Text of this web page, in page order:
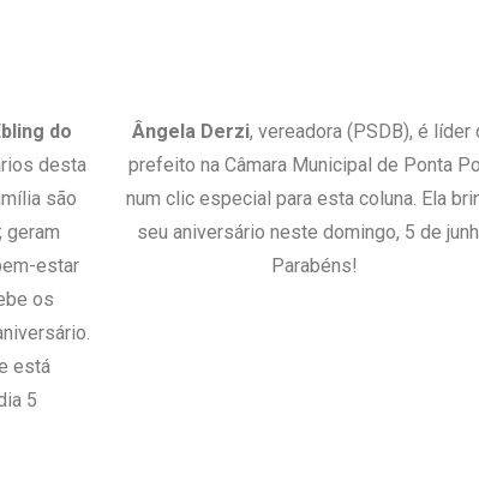
do
desta
são
geram
estar
os
está
5
Ângela Derzi, vereadora (PSDB), é líder
prefeito na Câmara Municipal de Ponta
num clic especial para esta coluna. Ela
seu aniversário neste domingo, 5 de
Parabéns!